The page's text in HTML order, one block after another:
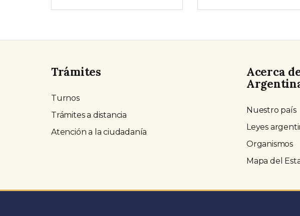
Trámites
Turnos
Trámites a distancia
Atención a la ciudadanía
Acerca
Nuestro país
Leyes
Organismos
Mapa del